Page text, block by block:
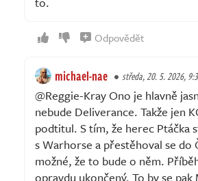
Odpovědět
michael-nae středa, 20. 5. 2026,
@Reggie-Kray Ono je hlavně
nebude Deliverance. Takže jen
podtitul. S tím, že herec Ptáčka
s Warhorse a přestěhoval se do
možné, že to bude o něm.
opravdu ukončený. To by se pak